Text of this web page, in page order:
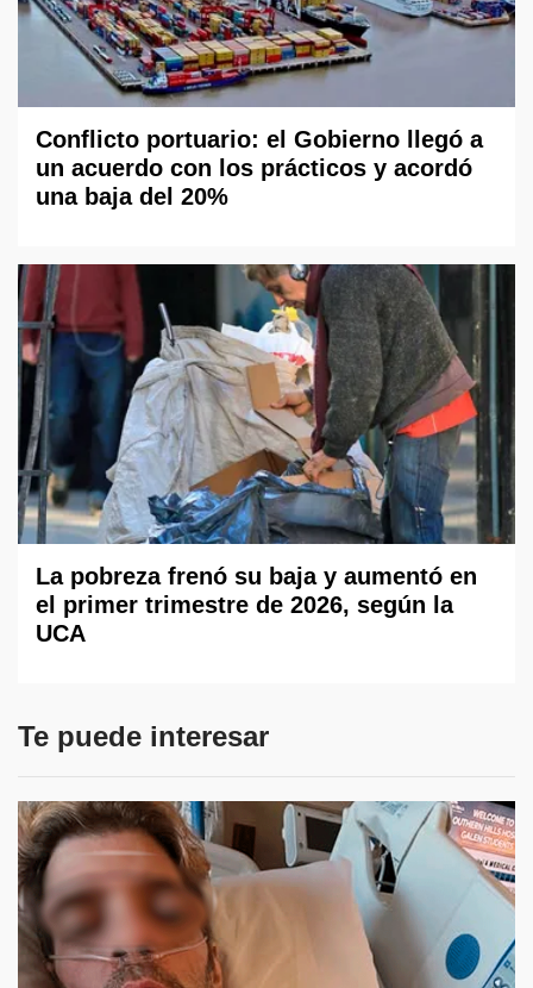
Conflicto portuario: el Gobierno llegó a
un acuerdo con los prácticos y acordó
una baja del 20%
La pobreza frenó su baja y aumentó en
el primer trimestre de 2026, según la
UCA
Te puede interesar